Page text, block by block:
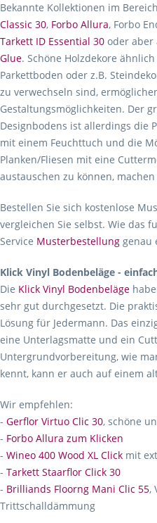
Bekannte Kollektionen im Bereich
Classic 30, Forbo Allura, Forbo
Tarkett ID Essential 30 oder aber
Glue. Schöne Holzdekore
Parkettboden oder z.B.
zu verwechseln sind,
Gestaltungsmöglichkeiten. Der
Designbodens ist allerdings die
mit einem Feuchttuch und die
Planken/Fliesen mit eine
austauschen zu können,
Bestellen Sie sich kostenlose
vergleichen Sie selbst. Wie das
Service Musterbestellung genau
Klick Vinyl Bodenbeläge -
Die Klick Vinyl Bodenbeläge
sehr gut durchgesetzt. Die
Lösung für Jedermann. Das
eine Unterlagsmatte und ein
Untergrundvorbereitung, wie
kennt, kann er auch auf einem
Wir empfehlen:
- Gerflor Virtuo Clic 30, schöne
- Forbo Allura zum Klicken
- Wineo 400 Wood XL Click mit
- Tarkett Staarflor Click 30
- Brilliands Floorng Mani Clic 55,
Trittschalldämmung